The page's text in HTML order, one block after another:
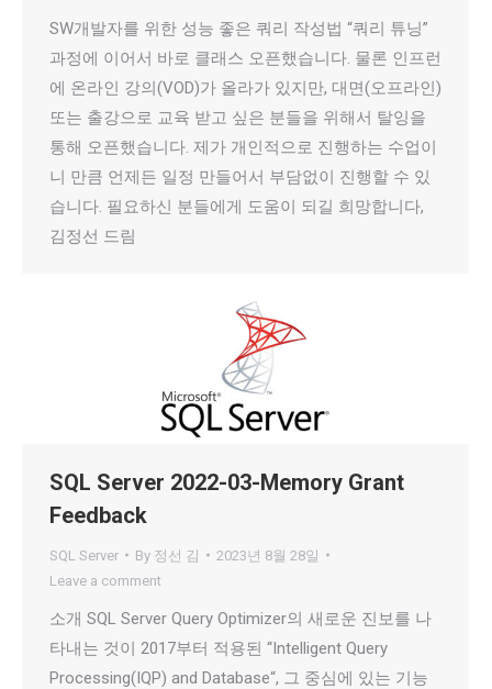
SW개발자를 위한 성능 좋은 쿼리 작성법 “쿼리 튜닝”
과정에 이어서 바로 클래스 오픈했습니다. 물론 인프런
에 온라인 강의(VOD)가 올라가 있지만, 대면(오프라인)
또는 출강으로 교육 받고 싶은 분들을 위해서 탈잉을
통해 오픈했습니다. 제가 개인적으로 진행하는 수업이
니 만큼 언제든 일정 만들어서 부담없이 진행할 수 있
습니다. 필요하신 분들에게 도움이 되길 희망합니다,
김정선 드림
SQL Server 2022-03-Memory Grant
Feedback
SQL Server By 정선 김
2023년 8월 28일
Leave a comment
소개 SQL Server Query Optimizer의 새로운 진보를 나
타내는 것이 2017부터 적용된 “Intelligent Query
Processing(IQP) and Database“, 그 중심에 있는 기능